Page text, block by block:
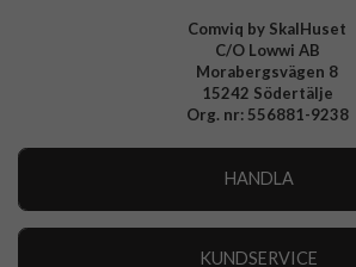
Comviq by SkalHuset
C/O Lowwi AB
Morabergsvägen 8
15242 Södertälje
Org. nr: 556881-9238
HANDLA
KUNDSERVICE